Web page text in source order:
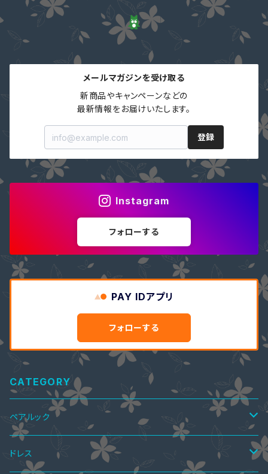
メールマガジンを受け取る
新商品やキャンペーンなどの
最新情報をお届けいたします。
登録
Instagram
フォローする
PAY IDアプリ
フォローする
CATEGORY
ペアルック
ペアTシャツ
ドレス